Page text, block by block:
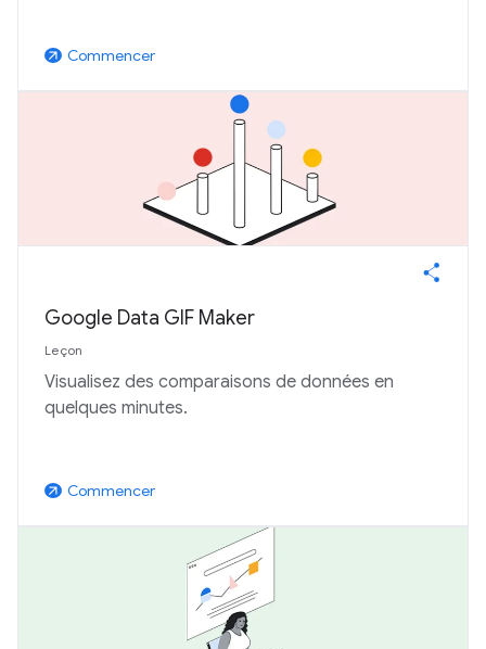
arrow_outward Commencer
Google Data GIF Maker
Leçon
Visualisez des comparaisons de données en
quelques minutes.
arrow_outward Commencer